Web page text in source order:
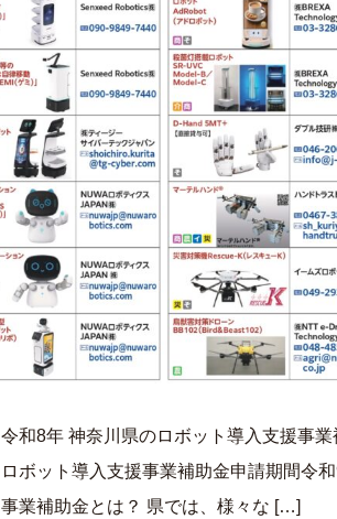
令和8年 神奈川県のロボット導入支援事
ロボット導入支援事業補助金申請期間令
事業補助金とは？ 県では、様々な […]